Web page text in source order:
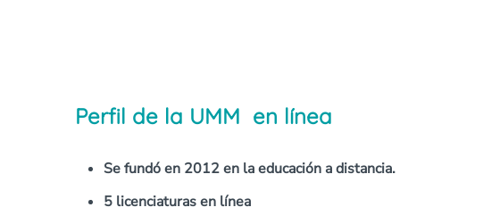
Perfil de la UMM en línea
Se fundó en 2012 en la educación a distancia.
5 licenciaturas en línea